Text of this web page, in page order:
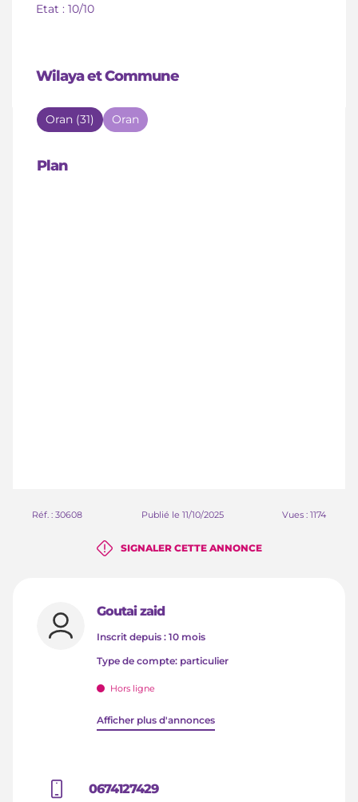
Etat : 10/10
Wilaya et Commune
Oran (31) Oran
Plan
Réf. : 30608 Publié le 11/10/2025 Vues : 1174
SIGNALER CETTE ANNONCE
Goutai zaid
Inscrit depuis : 10 mois
type de compte: particulier
Hors ligne
Afficher plus d'annonces
0674127429